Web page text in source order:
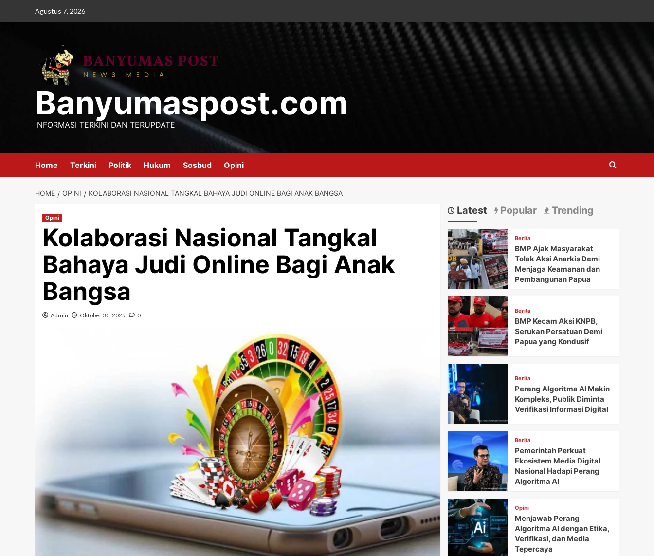
Agustus 7, 2026
Banyumaspost.com
INFORMASI TERKINI DAN TERUPDATE
Home Terkini Politik Hukum Sosbud Opini
HOME OPINI KOLABORASI NASIONAL TANGKAL BAHAYA JUDI ONLINE BAGI ANAK BANGSA
Opini
Kolaborasi Nasional Tangkal
Bahaya Judi Online Bagi Anak
Bangsa
Admin Oktober 30, 2025 0
Latest Popular Trending
Berita
BMP Ajak Masyarakat
Tolak Aksi Anarkis Demi
Menjaga Keamanan dan
Pembangunan Papua
Berita
BMP Kecam Aksi KNPB,
Serukan Persatuan Demi
Papua yang Kondusif
Berita
Perang Algoritma AI Makin
Kompleks, Publik Diminta
Verifikasi Informasi Digital
Berita
Pemerintah Perkuat
Ekosistem Media Digital
Nasional Hadapi Perang
Algoritma AI
Opini
Menjawab Perang
Algoritma AI dengan Etika,
Verifikasi, dan Media
Tepercaya